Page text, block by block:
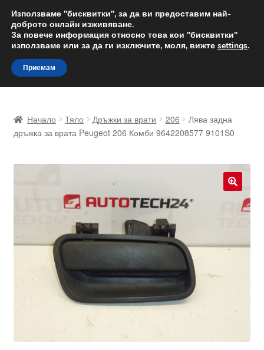
ДОСТАВКА от 12 лв.
Доставка по целия свят
Skip
to
navigation
Skip
to
content
Доставка по целия свят
Моята сметка
Плащанията
Начало Тяло Дръжки за врати 206
Лява задна
дръжка за врата Peugeot 206 Комби 9642208577 9101S0
Използваме "бисквитки", за да ви предоставим най-
доброто онлайн изживяване.
За повече информация относно това кои "бисквитки"
използваме или за да ги изключите, моля, вижте settings.
Приемам